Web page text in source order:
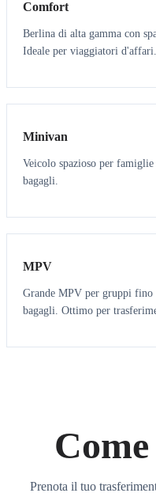
Comfort
Berlina di alta gamma con
Ideale per viaggiatori d'affari.
6 5
Minivan
Veicolo spazioso per
bagagli.
7 7
MPV
Grande MPV per gruppi fino
bagagli. Ottimo per
Prenota il tuo